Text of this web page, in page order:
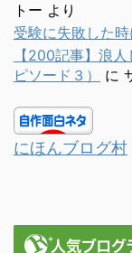
トー より
受験に失敗した
【200記事】浪
ピソード３）
に
にほんブログ村